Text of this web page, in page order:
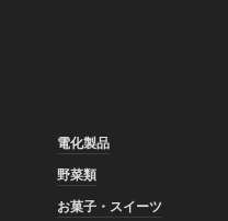
電化製品
野菜類
お菓子・スイーツ